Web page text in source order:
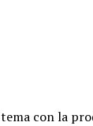
con la